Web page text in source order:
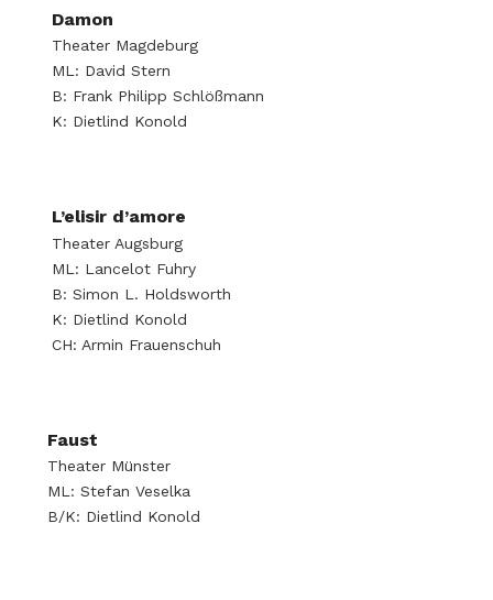
Damon
Theater Magdeburg
ML: David Stern
B: Frank Philipp Schlößmann
K: Dietlind Konold
L’elisir d’amore
Theater Augsburg
ML: Lancelot Fuhry
B: Simon L. Holdsworth
K: Dietlind Konold
CH: Armin Frauenschuh
Faust
Theater Münster
ML: Stefan Veselka
B/K: Dietlind Konold